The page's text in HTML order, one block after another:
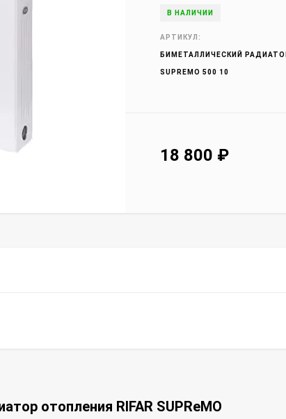
В НАЛИЧИИ
АРТИКУЛ:
БИМЕТАЛЛИЧЕСКИЙ
SUPREMO 500 10
18 800 ₽
отопления RIFAR SUPReMO